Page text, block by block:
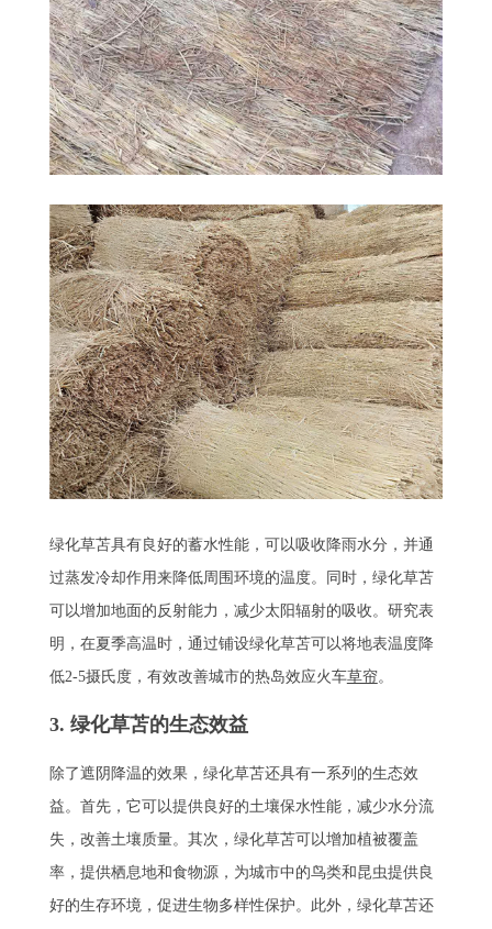
绿化草苫具有良好的蓄水性能，可以吸收降雨水分，并通
过蒸发冷却作用来降低周围环境的温度。同时，绿化草苫
可以增加地面的反射能力，减少太阳辐射的吸收。研究表
明，在夏季高温时，通过铺设绿化草苫可以将地表温度降
低2-5摄氏度，有效改善城市的热岛效应火车草帘。
3. 绿化草苫的生态效益
除了遮阴降温的效果，绿化草苫还具有一系列的生态效
益。首先，它可以提供良好的土壤保水性能，减少水分流
失，改善土壤质量。其次，绿化草苫可以增加植被覆盖
率，提供栖息地和食物源，为城市中的鸟类和昆虫提供良
好的生存环境，促进生物多样性保护。此外，绿化草苫还